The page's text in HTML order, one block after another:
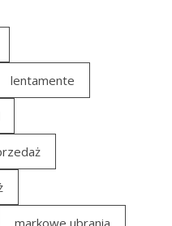
lentamente
markowe ubrania